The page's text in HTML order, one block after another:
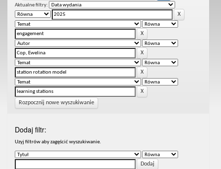
Aktualne filtry:
Rozpocznij nowe wyszukiwanie
Dodaj filtr:
Uzyj filtrów aby zagęścić wyszukiwanie.